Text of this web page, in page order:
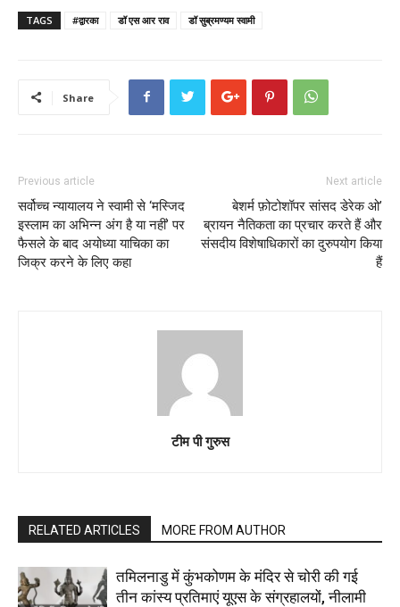
TAGS #द्वारका डॉ एस आर राव डॉ सुब्रमण्यम स्वामी
Share
Previous article
सर्वोच्च न्यायालय ने स्वामी से ‘मस्जिद
इस्लाम का अभिन्न अंग है या नहीं’ पर
फैसले के बाद अयोध्या याचिका का
जिक्र करने के लिए कहा
Next article
बेशर्म फ़ोटोशॉपर सांसद डेरेक ओ’
ब्रायन नैतिकता का प्रचार करते हैं और
संसदीय विशेषाधिकारों का दुरुपयोग किया
हैं
टीम पी गुरुस
RELATED ARTICLES MORE FROM AUTHOR
तमिलनाडु में कुंभकोणम के मंदिर से चोरी की गई
तीन कांस्य प्रतिमाएं यूएस के संग्रहालयों, नीलामी